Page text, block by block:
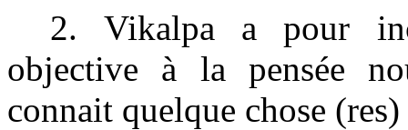
2. Vikalpa a pour
objective à la pensée
connait quelque chose